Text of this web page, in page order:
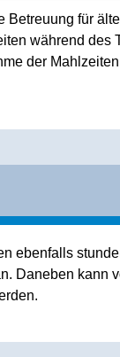
für
während des
der
ebenfalls
Daneben kann